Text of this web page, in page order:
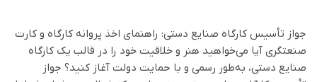
جواز تأسیس کارگاه صنایع دستی: راهنمای اخذ پروانه کارگاه و کارت
صنعتگری آیا می‌خواهید هنر و خلاقیت خود را در قالب یک کارگاه
صنایع دستی، به‌طور رسمی و با حمایت دولت آغاز کنید؟ جواز